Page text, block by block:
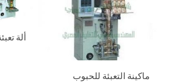
ألة
ماكينة التعبئة للحبوب